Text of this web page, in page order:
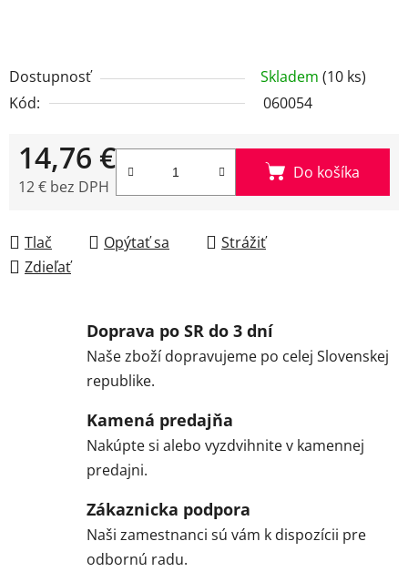
Dostupnosť Skladem (10 ks)
Kód:
060054
14,76 €
12 € bez DPH
Do košíka
Tlač Opýtať sa
Strážiť
Zdieľať
Doprava po SR do 3 dní
Naše zboží dopravujeme po celej Slovenskej
republike.
Kamená predajňa
Nakúpte si alebo vyzdvihnite v kamennej
predajni.
Zákaznicka podpora
Naši zamestnanci sú vám k dispozícii pre
odbornú radu.